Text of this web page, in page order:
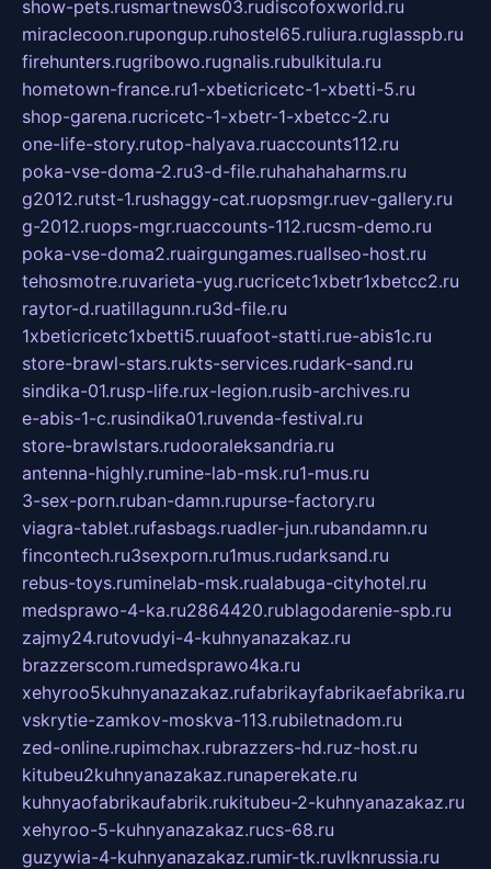
show-pets.rusmartnews03.rudiscofoxworld.ru
miraclecoon.rupongup.ruhostel65.ruliura.ruglasspb.ru
firehunters.rugribowo.rugnalis.rubulkitula.ru
hometown-france.ru1-xbeticricetc-1-xbetti-5.ru
shop-garena.rucricetc-1-xbetr-1-xbetcc-2.ru
one-life-story.rutop-halyava.ruaccounts112.ru
poka-vse-doma-2.ru3-d-file.ruhahahaharms.ru
g2012.rutst-1.rushaggy-cat.ruopsmgr.ruev-gallery.ru
g-2012.ruops-mgr.ruaccounts-112.rucsm-demo.ru
poka-vse-doma2.ruairgungames.ruallseo-host.ru
tehosmotre.ruvarieta-yug.rucricetc1xbetr1xbetcc2.ru
raytor-d.ruatillagunn.ru3d-file.ru
1xbeticricetc1xbetti5.ruuafoot-statti.rue-abis1c.ru
store-brawl-stars.rukts-services.rudark-sand.ru
sindika-01.rusp-life.rux-legion.rusib-archives.ru
e-abis-1-c.rusindika01.ruvenda-festival.ru
store-brawlstars.rudooraleksandria.ru
antenna-highly.rumine-lab-msk.ru1-mus.ru
3-sex-porn.ruban-damn.rupurse-factory.ru
viagra-tablet.rufasbags.ruadler-jun.rubandamn.ru
fincontech.ru3sexporn.ru1mus.rudarksand.ru
rebus-toys.ruminelab-msk.rualabuga-cityhotel.ru
medsprawo-4-ka.ru2864420.rublagodarenie-spb.ru
zajmy24.rutovudyi-4-kuhnyanazakaz.ru
brazzerscom.rumedsprawo4ka.ru
xehyroo5kuhnyanazakaz.rufabrikayfabrikaefabrika.ru
vskrytie-zamkov-moskva-113.rubiletnadom.ru
zed-online.rupimchax.rubrazzers-hd.ruz-host.ru
kitubeu2kuhnyanazakaz.runaperekate.ru
kuhnyaofabrikaufabrik.rukitubeu-2-kuhnyanazakaz.ru
xehyroo-5-kuhnyanazakaz.rucs-68.ru
guzywia-4-kuhnyanazakaz.rumir-tk.ruvlknrussia.ru